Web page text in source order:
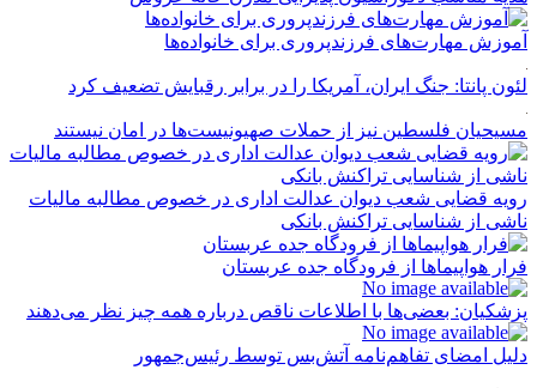
آموزش مهارت‌های فرزندپروری برای خانواده‌ها
لئون پانتا: جنگ ایران، آمریکا را در برابر رقبایش تضعیف کرد
مسیحیان فلسطین نیز از حملات صهیونیست‌ها در امان نیستند
رویه قضایی شعب دیوان عدالت اداری در خصوص مطالبه مالیات
ناشی از شناسایی تراکنش بانکی
فرار هواپیماها از فرودگاه جده عربستان
پزشکیان: بعضی‌ها با اطلاعات ناقص درباره همه چیز نظر می‌دهند
دلیل امضای تفاهم‌نامه آتش‌بس توسط رئیس‌جمهور